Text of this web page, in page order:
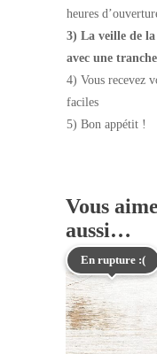
heures
3) La veille de
avec une
4) Vous recevez
faciles
5) Bon appétit !
Vous
aussi…
En rupture :(